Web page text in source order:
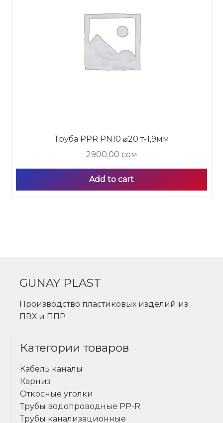
Труба PPR PN10 ⌀20 т-1,9мм
2900,00 сом
Add to cart
GUNAY PLAST
Производство пластиковых изделий из
ПВХ и ППР
Категории товаров
Кабель каналы
Карниз
Откосные уголки
Трубы водопроводные PP-R
Трубы канализационные